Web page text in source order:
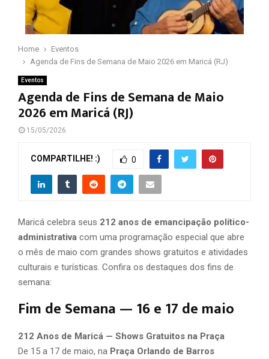
Home
Eventos
Agenda de Fins de Semana de Maio 2026 em Maricá (RJ)
Eventos
Agenda de Fins de Semana de Maio
2026 em Maricá (RJ)
15/05/2026
COMPARTILHE! :) 0
Maricá celebra seus 212 anos de emancipação político-
administrativa com uma programação especial que abre
o mês de maio com grandes shows gratuitos e atividades
culturais e turísticas. Confira os destaques dos fins de
semana:
Fim de Semana — 16 e 17 de maio
212 Anos de Maricá — Shows Gratuitos na Praça
De 15 a 17 de maio, na Praça Orlando de Barros